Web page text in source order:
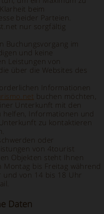
beim
beider Parteien.
nur sorgfältig
Buchungsvorgang im
und keine
Leistungen von
über die Websites des
Informationen
buchen möchten,
Unterkunft mit den
Informationen und
zu kontaktieren
oder
von 4tourist
Objekten steht Ihnen
bis Freitag während
und von 14 bis 18 Uhr
Daten